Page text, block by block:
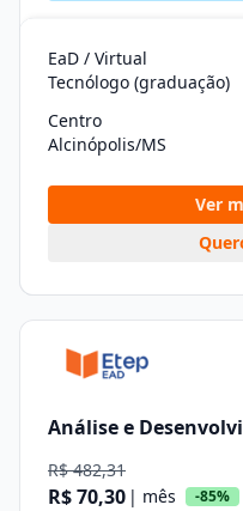
EaD / Virtual
Tecnólogo (graduação)
Centro
Alcinópolis/MS
Ver
Análise e
R$ 482,31
R$ 70,30 | mês -85%